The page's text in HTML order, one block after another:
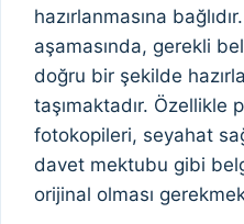
hazırlanmasına
aşamasında, gerekli
doğru bir şekilde
taşımaktadır. Özellikle
fotokopileri, seyahat
davet mektubu gibi
orijinal olması